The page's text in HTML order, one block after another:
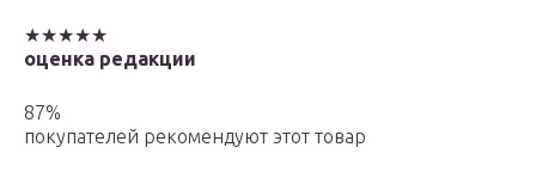
★★★★★
оценка редакции
87%
покупателей рекомендуют этот товар